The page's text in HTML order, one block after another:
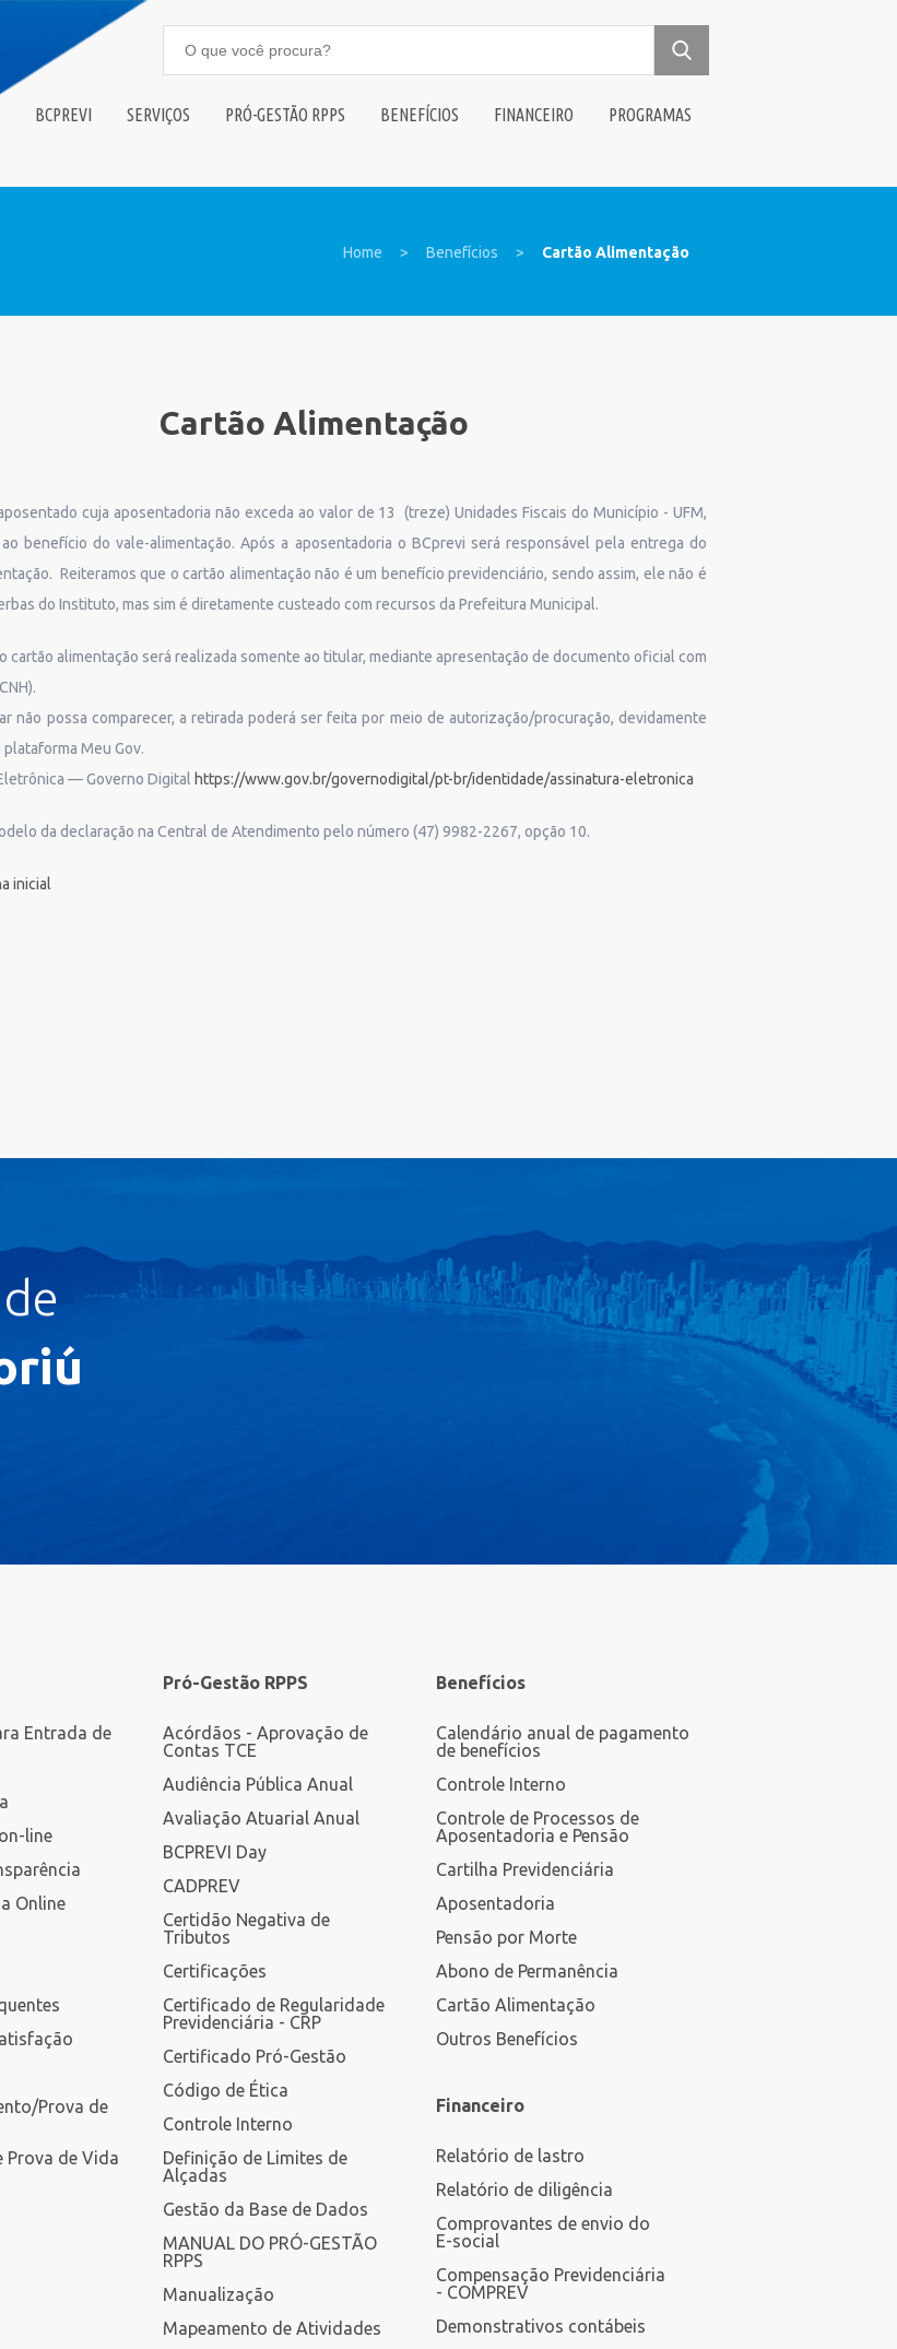
BCPREVI SERVIÇOS PRÓ-GESTÃO RPPS BENEFÍCIOS FINANCEIRO PROGRAMAS
Home > Benefícios > Cartão Alimentação
Cartão Alimentação
cuja aposentadoria não exceda ao valor de 13 (treze) Unidades Fiscais do Município - UFM,
benefício do vale-alimentação. Após a aposentadoria o BCprevi será responsável pela entrega do
Reiteramos que o cartão alimentação não é um benefício previdenciário, sendo assim, ele não é
do Instituto, mas sim é diretamente custeado com recursos da Prefeitura Municipal.
cartão alimentação será realizada somente ao titular, mediante apresentação de documento oficial com
não possa comparecer, a retirada poderá ser feita por meio de autorização/procuração, devidamente
plataforma Meu Gov.
— Governo Digital https://www.gov.br/governodigital/pt-br/identidade/assinatura-eletronica
da declaração na Central de Atendimento pelo número (47) 9982-2267, opção 10.
inicial
Entrada de
line
Online
Prova de
Prova de Vida
Pró-Gestão RPPS
Acórdãos - Aprovação de
Contas TCE
Audiência Pública Anual
Avaliação Atuarial Anual
BCPREVI Day
CADPREV
Certidão Negativa de
Tributos
Certificações
Certificado de Regularidade
Previdenciária - CRP
Certificado Pró-Gestão
Código de Ética
Controle Interno
Definição de Limites de
Alçadas
Gestão da Base de Dados
MANUAL DO PRÓ-GESTÃO
RPPS
Manualização
Mapeamento de Atividades
Benefícios
Calendário anual de pagamento
de benefícios
Controle Interno
Controle de Processos de
Aposentadoria e Pensão
Cartilha Previdenciária
Aposentadoria
Pensão por Morte
Abono de Permanência
Cartão Alimentação
Outros Benefícios
Financeiro
Relatório de lastro
Relatório de diligência
Comprovantes de envio do
E-social
Compensação Previdenciária
- COMPREV
Demonstrativos contábeis